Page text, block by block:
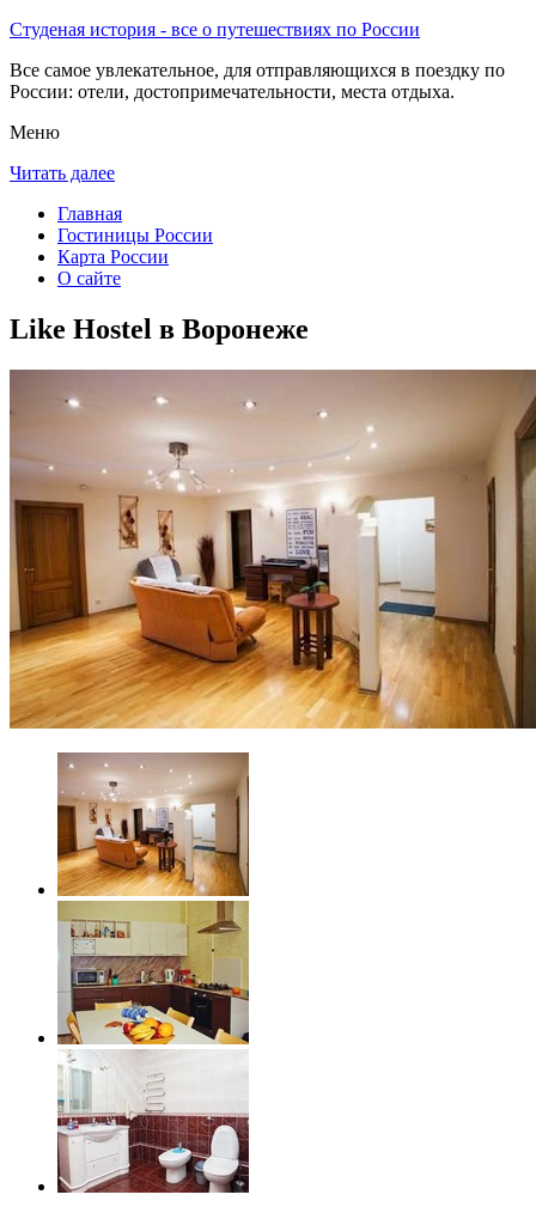
Студеная история - все о путешествиях по России
Все самое увлекательное, для отправляющихся в поездку по
России: отели, достопримечательности, места отдыха.
Меню
Читать далее
Главная
Гостиницы России
Карта России
О сайте
Like Hostel в Воронеже